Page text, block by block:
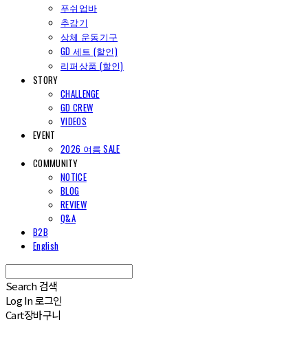
푸쉬업바
추감기
상체 운동기구
GD 세트 (할인)
리퍼상품 (할인)
STORY
CHALLENGE
GD CREW
VIDEOS
EVENT
2026 여름 SALE
COMMUNITY
NOTICE
BLOG
REVIEW
Q&A
B2B
English
Search 검색
Log In로그인
Cart장바구니